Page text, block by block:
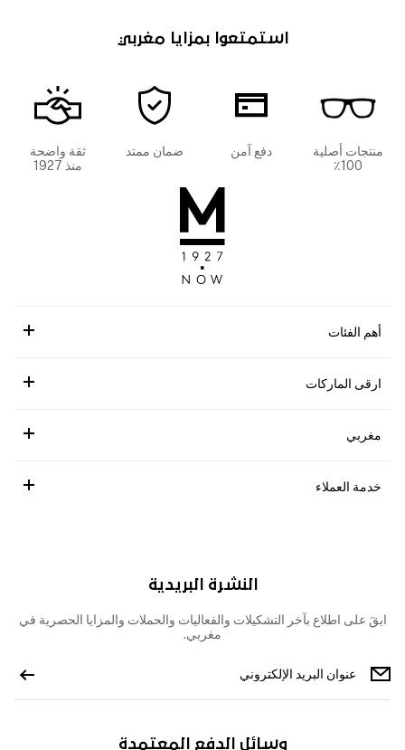
استمتعوا بمزايا مغربي
منتجات أصلية
100٪
دفع آمن ضمان ممتد
ثقة واضحة
منذ 1927
أهم الفئات
ارقى الماركات
مغربي
خدمة العملاء
النشرة البريدية
ابقَ على اطلاع بآخر التشكيلات والفعاليات والحملات والمزايا الحصرية في
مغربي.
وسائل الدفع المعتمدة